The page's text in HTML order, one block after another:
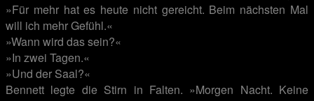
»Für mehr hat es heute nicht gereicht. Beim nächsten Mal
will ich mehr Gefühl.«
»Wann wird das sein?«
»In zwei Tagen.«
»Und der Saal?«
Bennett legte die Stirn in Falten. »Morgen Nacht. Keine